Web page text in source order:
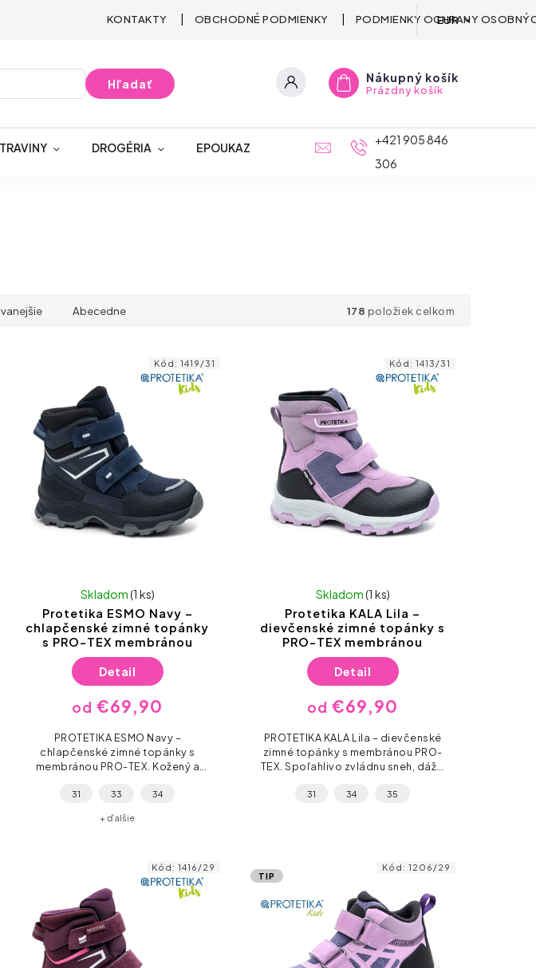
KONTAKTY OBCHODNÉ PODMIENKY PODMIENKY OCHRANY
EUR
Hľadať Nákupný košík
Prázdny košík
DROGÉRIA EPOUKAZ
+421 905 846
306
Abecedne 178 položiek celkom
Protetika ESMO Navy –
chlapčenské zimné topánky
s PRO-TEX membránou
Skladom(1 ks)
od €69,90
Detail
PROTETIKA ESMO Navy –
chlapčenské zimné topánky s
membránou PRO-TEX. Kožený a
reflexné prvky a 2× suchý zips pre
31 33 34
+ ďalšie
Kód:1419/31
Protetika KALA Lila –
dievčenské zimné topánky s
PRO-TEX membránou
Skladom(1 ks)
od €69,90
Detail
PROTETIKA KALA Lila – dievčenské
zimné topánky s membránou PRO-
TEX. Spoľahlivo zvládnu sneh, dážď
kožušina a 2× suchý zips pre
31 34 35
Kód:1413/31
Kód:1416/29
TIP
Kód:1206/29